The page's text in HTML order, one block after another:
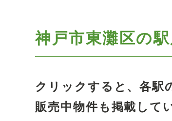
神戸市東灘区の
クリックすると、各駅
販売中物件も掲載して